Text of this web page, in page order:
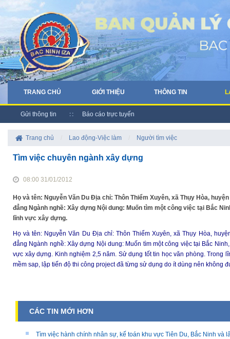
TRANG CHỦ GIỚI THIỆU THÔNG TIN
Gửi thông tin Báo cáo trực tuyến
Trang chủ Lao động-Việc làm Người tìm việc
Tìm việc chuyên ngành xây dựng
08:00 31/01/2012
Họ và tên: Nguyễn Văn Du Địa chỉ: Thôn Thiểm Xuyên, xã Thụy Hòa,
đẳng Ngành nghề: Xây dựng Nội dung: Muốn tìm một công việc tại Bắc
lĩnh vực xây dựng.
Họ và tên: Nguyễn Văn Du Địa chỉ: Thôn Thiểm Xuyên, xã Thụy Hòa,
đẳng Ngành nghề: Xây dựng Nội dung: Muốn tìm một công việc tại Bắc
vực xây dựng. Kinh nghiệm 2,5 năm. Sử dụng tốt tin học văn phòng.
mềm sap, lập tiến độ thi công project đã từng sử dụng do ít dùng nên
CÁC TIN MỚI HƠN
Tìm việc hành chính nhân sự, kế toán khu vực Tiên Du, Bắc Ninh và